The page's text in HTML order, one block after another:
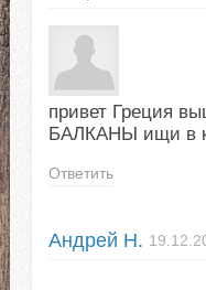
привет Греция
БАЛКАНЫ ищи в
Ответить
Андрей Н.